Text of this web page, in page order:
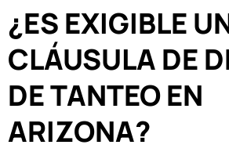
¿ES EXIGIBLE
CLÁUSULA DE
DE TANTEO EN
ARIZONA?